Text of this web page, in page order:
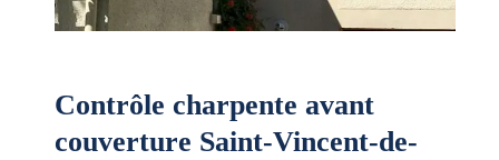
Contrôle charpente avant
couverture Saint-Vincent-de-